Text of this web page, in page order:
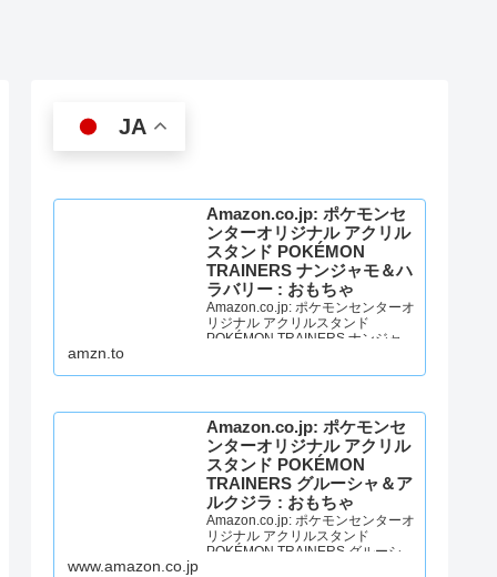
JA
Amazon.co.jp: ポケモンセ
ンターオリジナル アクリル
スタンド POKÉMON
TRAINERS ナンジャモ＆ハ
ラバリー : おもちゃ
Amazon.co.jp: ポケモンセンターオ
リジナル アクリルスタンド
POKÉMON TRAINERS ナンジャモ
amzn.to
Amazon.co.jp: ポケモンセ
ンターオリジナル アクリル
スタンド POKÉMON
TRAINERS グルーシャ＆ア
ルクジラ : おもちゃ
Amazon.co.jp: ポケモンセンターオ
リジナル アクリルスタンド
POKÉMON TRAINERS グルーシャ
www.amazon.co.jp